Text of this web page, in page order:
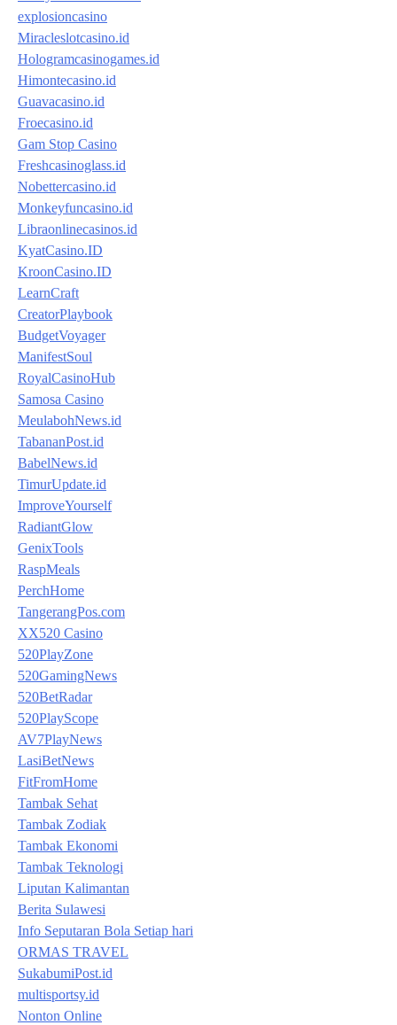
explosioncasino
Miracleslotcasino.id
Hologramcasinogames.id
Himontecasino.id
Guavacasino.id
Froecasino.id
Gam Stop Casino
Freshcasinoglass.id
Nobettercasino.id
Monkeyfuncasino.id
Libraonlinecasinos.id
KyatCasino.ID
KroonCasino.ID
LearnCraft
CreatorPlaybook
BudgetVoyager
ManifestSoul
RoyalCasinoHub
Samosa Casino
MeulabohNews.id
TabananPost.id
BabelNews.id
TimurUpdate.id
ImproveYourself
RadiantGlow
GenixTools
RaspMeals
PerchHome
TangerangPos.com
XX520 Casino
520PlayZone
520GamingNews
520BetRadar
520PlayScope
AV7PlayNews
LasiBetNews
FitFromHome
Tambak Sehat
Tambak Zodiak
Tambak Ekonomi
Tambak Teknologi
Liputan Kalimantan
Berita Sulawesi
Info Seputaran Bola Setiap hari
ORMAS TRAVEL
SukabumiPost.id
multisportsy.id
Nonton Online